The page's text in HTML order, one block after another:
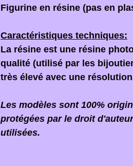
Figurine en résine (pas en
Caractéristiques techniques:
La résine est une résine
qualité (utilisé par les
très élevé avec une
Les modèles sont 100%
protégées par le droit
utilisées.